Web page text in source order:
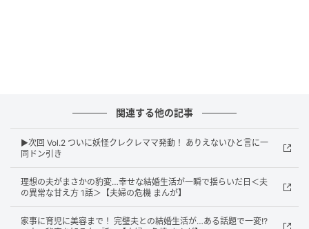
関連する他の記事
▶︎次回 Vol.2 ついに妖怪クレクレママ発動！ ありえないひと言に一
同ドン引き
理想の夫がまさかの豹変…幸せな結婚生活が一瞬で揺らいだ日＜夫
の異常な甘え方 1話＞【夫婦の危機 まんが】
家事に育児に美容まで！ 完璧夫との結婚生活が…ある話題で一変!?